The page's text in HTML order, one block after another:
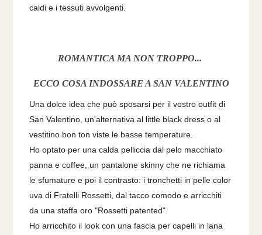
caldi e i tessuti avvolgenti.
ROMANTICA MA NON TROPPO...
ECCO COSA INDOSSARE A SAN VALENTINO
Una dolce idea che può sposarsi per il vostro outfit di
San Valentino, un'alternativa al little black dress o al
vestitino bon ton viste le basse temperature.
Ho optato per una calda pelliccia dal pelo macchiato
panna e coffee, un pantalone skinny che ne richiama
le sfumature e poi il contrasto: i tronchetti in pelle color
uva di Fratelli Rossetti, dal tacco comodo e arricchiti
da una staffa oro "Rossetti patented".
Ho arricchito il look con una fascia per capelli in lana